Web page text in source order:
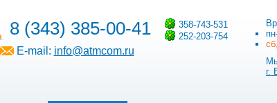
8 (343) 385-00-41
E-mail: info@atmcom.ru
358-743-531
252-203-754
г.